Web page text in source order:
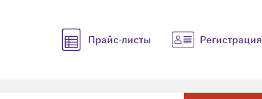
Прайс-листы Регистрация